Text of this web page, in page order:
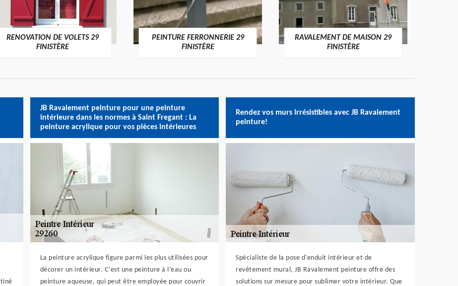
RENOVATION DE VOLETS 29
FINISTÈRE
PEINTURE FERRONNERIE 29
FINISTÈRE
RAVALEMENT DE MAISON 29
FINISTÈRE
JB Ravalement peinture pour une peinture
intérieure dans les normes à Saint Fregant : La
peinture acrylique pour vos pièces intérieures
La peinture acrylique figure parmi les plus utilisées pour
décorer un intérieur. C’est une peinture à l’eau ou
peinture aqueuse, qui peut être employée pour couvrir
Rendez vos murs irrésistibles avec JB Ravalement
peinture!
Spécialiste de la pose d'enduit intérieur et de
revêtement mural, JB Ravalement peinture offre des
solutions sur mesure pour sublimer votre intérieur. Que